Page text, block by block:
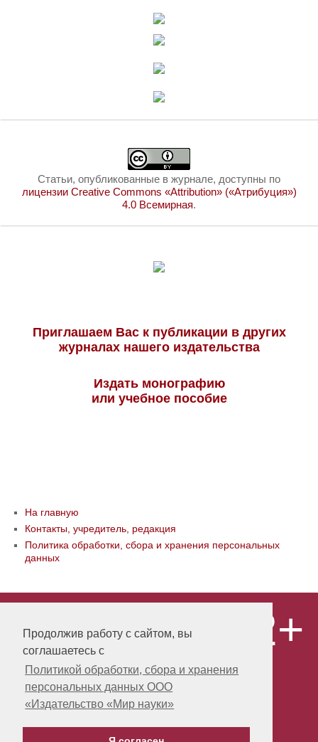
Продолжив работу с сайтом, вы
соглашаетесь с
Политикой обработки, сбора и хранения
персональных данных ООО
«Издательство «Мир науки»
Статьи, опубликованные в журнале, доступны по
лицензии Creative Commons «Attribution» («Атрибуция»)
4.0 Всемирная.
Приглашаем Вас к публикации в других
журналах нашего издательства
Издать монографию
или учебное пособие
На главную
Контакты, учредитель, редакция
Политика обработки, сбора и хранения персональных
данных
«Publishing company «World of science»,
LLC Материалы, размещенные на сайте,
охраняются Законом о защите авторских
прав. Публикация любых материалов
этого сайта запрещена без
предварительного согласования с
издательством. Авторские права на
публикации принадлежат их авторам.
12+